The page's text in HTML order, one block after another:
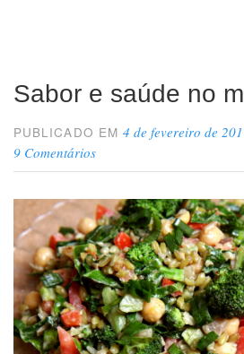
bico
abóbora”
Sabor e saúde no
PUBLICADO EM4 de fevereiro de
9 Comentários